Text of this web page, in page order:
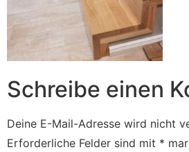
Schreibe einen
Deine E-Mail-Adresse wird nicht
Erforderliche Felder sind mit *